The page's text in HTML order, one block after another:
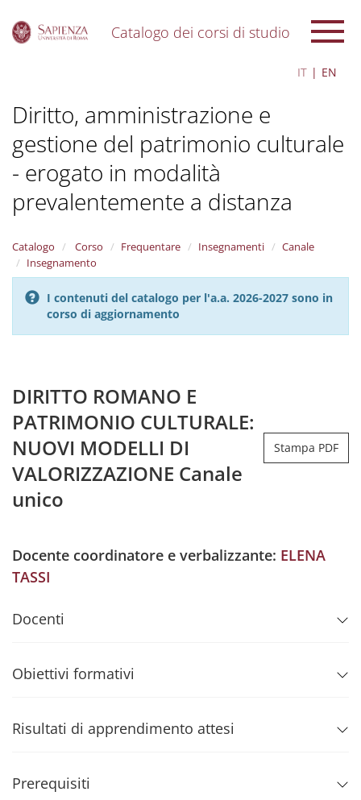
Catalogo dei corsi di studio
IT EN
Diritto, amministrazione e
gestione del patrimonio culturale
- erogato in modalità
prevalentemente a distanza
Catalogo Corso Frequentare Insegnamenti
Canale
Insegnamento
I contenuti del catalogo per l'a.a. 2026-2027 sono in
corso di aggiornamento
DIRITTO ROMANO E
PATRIMONIO CULTURALE:
NUOVI MODELLI DI
VALORIZZAZIONE Canale
unico
Stampa PDF
Docente coordinatore e verbalizzante: ELENA
TASSI
Docenti
Obiettivi formativi
Risultati di apprendimento attesi
Prerequisiti